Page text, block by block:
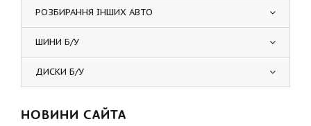
РОЗБИРАННЯ ІНШИХ АВТО
ШИНИ Б/У
ДИСКИ Б/У
НОВИНИ САЙТА